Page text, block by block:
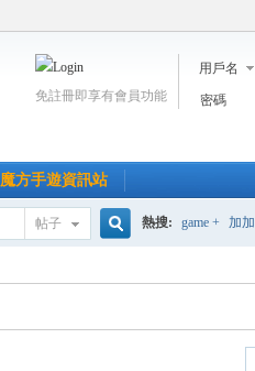
用戶名
密碼
免註冊即享有會員功能
魔方手遊資訊站
帖子 熱搜: game + 加加